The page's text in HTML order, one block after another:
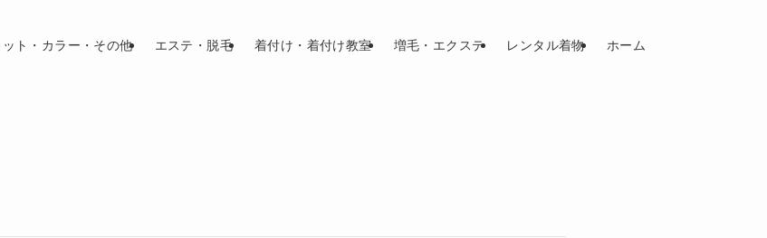
ト・カラー・その他 エステ・脱毛 着付け・着付け教室 増毛・エクステ レンタル着物 ホーム